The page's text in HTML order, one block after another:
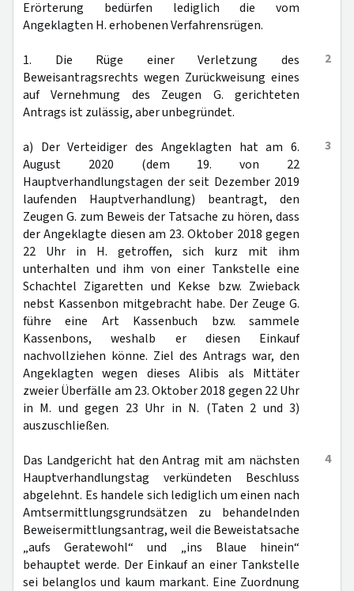
Erörterung bedürfen lediglich die vom
Angeklagten H. erhobenen Verfahrensrügen.
2
1. Die Rüge einer Verletzung des
Beweisantragsrechts wegen Zurückweisung eines
auf Vernehmung des Zeugen G. gerichteten
Antrags ist zulässig, aber unbegründet.
3
a) Der Verteidiger des Angeklagten hat am 6.
August 2020 (dem 19. von 22
Hauptverhandlungstagen der seit Dezember 2019
laufenden Hauptverhandlung) beantragt, den
Zeugen G. zum Beweis der Tatsache zu hören, dass
der Angeklagte diesen am 23. Oktober 2018 gegen
22 Uhr in H. getroffen, sich kurz mit ihm
unterhalten und ihm von einer Tankstelle eine
Schachtel Zigaretten und Kekse bzw. Zwieback
nebst Kassenbon mitgebracht habe. Der Zeuge G.
führe eine Art Kassenbuch bzw. sammele
Kassenbons, weshalb er diesen Einkauf
nachvollziehen könne. Ziel des Antrags war, den
Angeklagten wegen dieses Alibis als Mittäter
zweier Überfälle am 23. Oktober 2018 gegen 22 Uhr
in M. und gegen 23 Uhr in N. (Taten 2 und 3)
auszuschließen.
4
Das Landgericht hat den Antrag mit am nächsten
Hauptverhandlungstag verkündeten Beschluss
abgelehnt. Es handele sich lediglich um einen nach
Amtsermittlungsgrundsätzen zu behandelnden
Beweisermittlungsantrag, weil die Beweistatsache
„aufs Geratewohl“ und „ins Blaue hinein“
behauptet werde. Der Einkauf an einer Tankstelle
sei belanglos und kaum markant. Eine Zuordnung